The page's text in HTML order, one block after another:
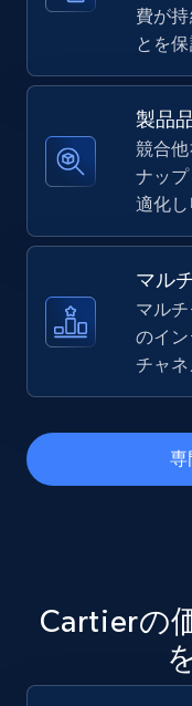
TikTok Shop -
URL, Title,
price, Final price,
5.4K+
TikTok Shop -
by keywords
URL, Title,
price, Final price,
5.4K+
5.4K+
費が
とを保
製品
競合
ナッ
適化
マル
マル
のイ
チャネ
専
Cartierの